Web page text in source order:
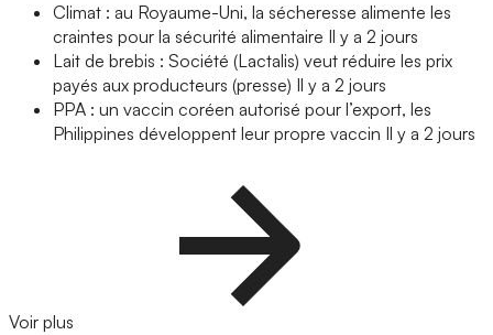
Climat : au Royaume-Uni, la sécheresse alimente les
craintes pour la sécurité alimentaire Il y a 2 jours
Lait de brebis : Société (Lactalis) veut réduire les prix
payés aux producteurs (presse) Il y a 2 jours
PPA : un vaccin coréen autorisé pour l’export, les
Philippines développent leur propre vaccin Il y a 2 jours
Voir plus